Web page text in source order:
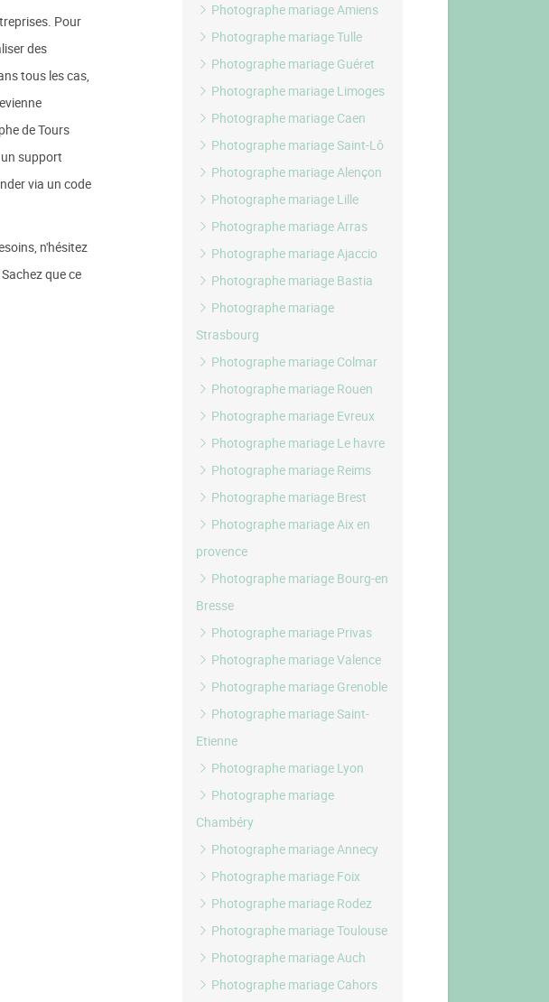
Pour
des
tous les cas,
de Tours
support
via un code
n'hésitez
que ce
Photographe mariage Amiens
Photographe mariage Tulle
Photographe mariage Guéret
Photographe mariage Limoges
Photographe mariage Caen
Photographe mariage Saint-Lô
Photographe mariage Alençon
Photographe mariage Lille
Photographe mariage Arras
Photographe mariage Ajaccio
Photographe mariage Bastia
Photographe mariage
Strasbourg
Photographe mariage Colmar
Photographe mariage Rouen
Photographe mariage Evreux
Photographe mariage Le havre
Photographe mariage Reims
Photographe mariage Brest
Photographe mariage Aix en
provence
Photographe mariage Bourg-en
Bresse
Photographe mariage Privas
Photographe mariage Valence
Photographe mariage Grenoble
Photographe mariage Saint-
Etienne
Photographe mariage Lyon
Photographe mariage
Chambéry
Photographe mariage Annecy
Photographe mariage Foix
Photographe mariage Rodez
Photographe mariage Toulouse
Photographe mariage Auch
Photographe mariage Cahors